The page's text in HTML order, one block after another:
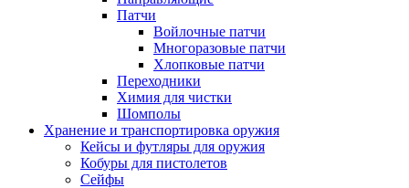
Патчи
Войлочные патчи
Многоразовые патчи
Хлопковые патчи
Переходники
Химия для чистки
Шомполы
Хранение и транспортировка оружия
Кейсы и футляры для оружия
Кобуры для пистолетов
Сейфы